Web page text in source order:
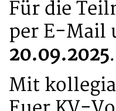
Für die
per E-Mail
20.09.2025.
Mit